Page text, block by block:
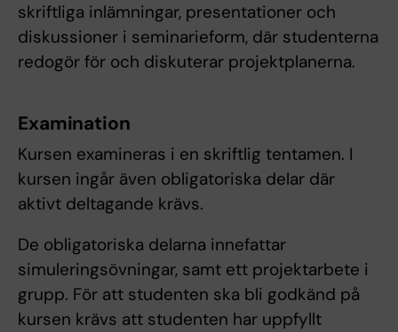
skriftliga inlämningar, presentationer och
diskussioner i seminarieform, där studenterna
redogör för och diskuterar projektplanerna.
Examination
Kursen examineras i en skriftlig tentamen. I
kursen ingår även obligatoriska delar där
aktivt deltagande krävs.
De obligatoriska delarna innefattar
simuleringsövningar, samt ett projektarbete i
grupp. För att studenten ska bli godkänd på
kursen krävs att studenten har uppfyllt